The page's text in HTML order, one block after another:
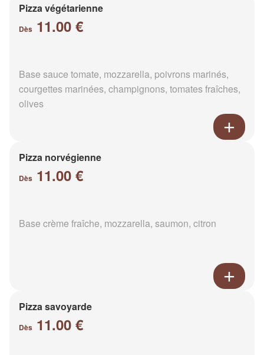
Pizza végétarienne
Dès 11.00 €
Base sauce tomate, mozzarella, poivrons marinés,
courgettes marinées, champignons, tomates fraîches,
olives
Pizza norvégienne
Dès 11.00 €
Base crème fraîche, mozzarella, saumon, citron
Pizza savoyarde
Dès 11.00 €